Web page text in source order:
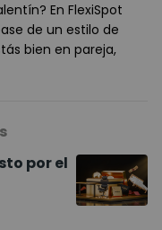
En FlexiSpot
de un estilo de
bien en pareja,
por el